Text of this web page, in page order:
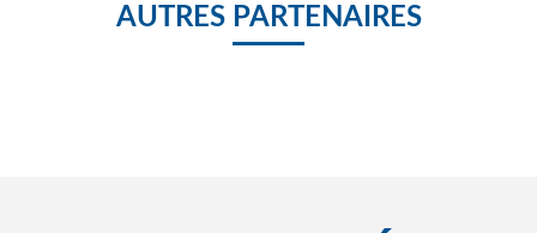
AUTRES PARTENAIRES